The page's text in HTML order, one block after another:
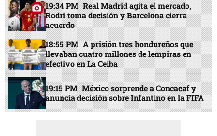
19:34 PM Real Madrid agita el mercado,
Rodri toma decisión y Barcelona cierra
acuerdo
18:55 PM A prisión tres hondureños que
llevaban cuatro millones de lempiras en
efectivo en La Ceiba
19:15 PM México sorprende a Concacaf y
anuncia decisión sobre Infantino en la FIFA